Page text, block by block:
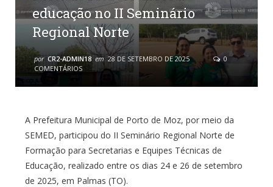
educação no II Seminário
Regional Norte
por CR2-ADMIN18 em 28 DE SETEMBRO DE 2025
0
COMENTÁRIOS
A Prefeitura Municipal de Porto de Moz, por meio da
SEMED, participou do II Seminário Regional Norte de
Formação para Secretarias e Equipes Técnicas de
Educação, realizado entre os dias 24 e 26 de setembro
de 2025, em Palmas (TO).